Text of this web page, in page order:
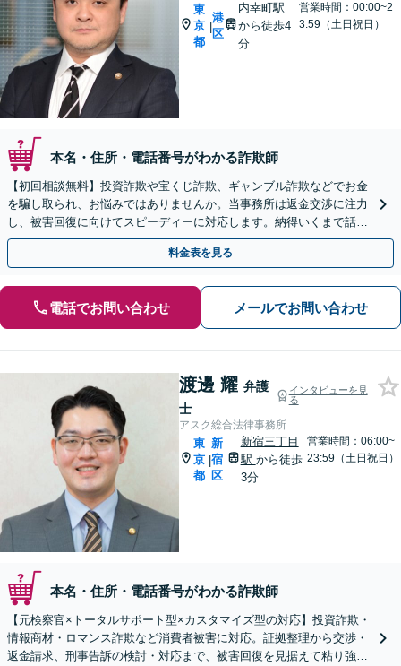
東
京
都
|
港
区
内幸町駅
から徒歩4
分
営業時間：00:00~2
3:59（土日祝日）
本名・住所・電話番号がわかる詐欺師
【初回相談無料】投資詐欺や宝くじ詐欺、ギャンブル詐欺などでお金
を騙し取られ、お悩みではありませんか。当事務所は返金交渉に注力
し、被害回復に向けてスピーディーに対応します。納得いくまで話し
合って方針を決めるため安心です。【LINE対応】
料金表を見る
電話でお問い合わせ メールでお問い合わせ
渡邊 耀 弁護
士
インタビューを見
る
アスク総合法律事務所
東
京
都
|
新
宿
区
新宿三丁目
駅 から徒歩
3分
営業時間：06:00~
23:59（土日祝日）
本名・住所・電話番号がわかる詐欺師
【元検察官×トータルサポート型×カスタマイズ型の対応】投資詐欺・
情報商材・ロマンス詐欺など消費者被害に対応。証拠整理から交渉・
返金請求、刑事告訴の検討・対応まで、被害回復を見据えて粘り強く